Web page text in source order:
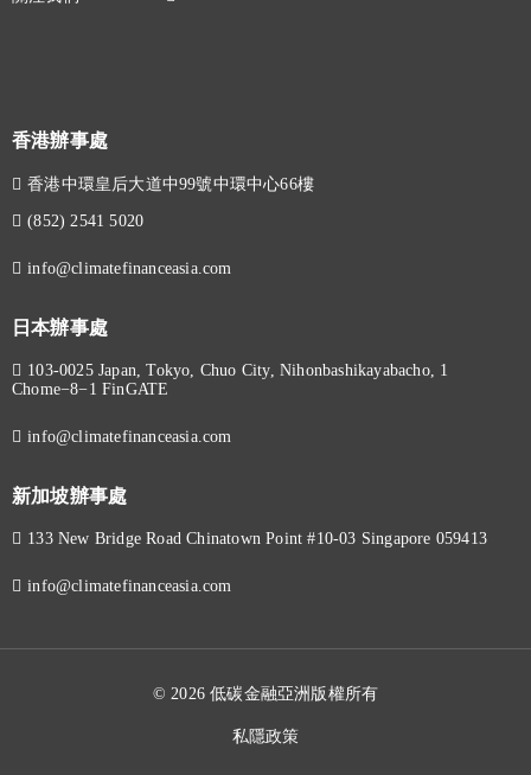
香港辦事處
香港中環皇后大道中99號中環中心66樓
(852) 2541 5020
info@climatefinanceasia.com
日本辦事處
103-0025 Japan, Tokyo, Chuo City, Nihonbashikayabacho, 1
Chome−8−1 FinGATE
info@climatefinanceasia.com
新加坡辦事處
133 New Bridge Road Chinatown Point #10-03 Singapore 059413
info@climatefinanceasia.com
© 2026 低碳金融亞洲版權所有
私隱政策